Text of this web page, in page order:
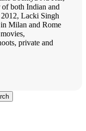
of both Indian and
Lacki Singh
Milan and Rome
private and